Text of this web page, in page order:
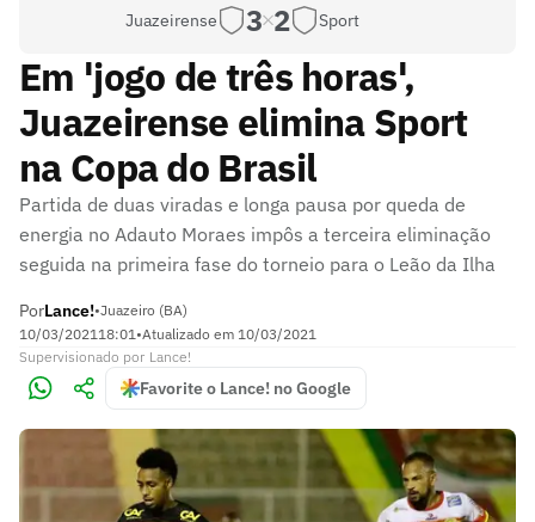
Juazeirense 3 2 Sport
Em 'jogo de três horas',
Juazeirense elimina Sport
na Copa do Brasil
Partida de duas viradas e longa pausa por queda de
energia no Adauto Moraes impôs a terceira eliminação
seguida na primeira fase do torneio para o Leão da Ilha
PorLance!•Juazeiro (BA)
10/03/202118:01•Atualizado em 10/03/2021
Supervisionado por Lance!
Favorite o Lance! no Google